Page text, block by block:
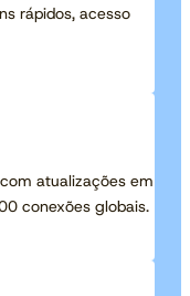
rápidos, acesso
atualizações em
conexões globais.